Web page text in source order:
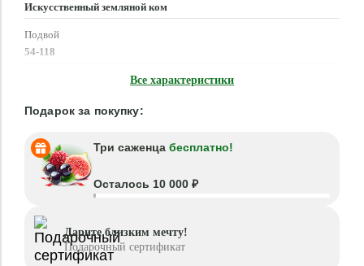
Искусственный земляной ком
Подвой
54-118
Все характеристики
Подарок за покупку:
Три саженца бесплатно!
Осталось 10 000 ₽
Дарите близким мечту!
Подарочный сертификат